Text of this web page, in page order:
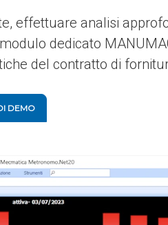
effettuare analisi
dedicato
del contratto di
DEMO